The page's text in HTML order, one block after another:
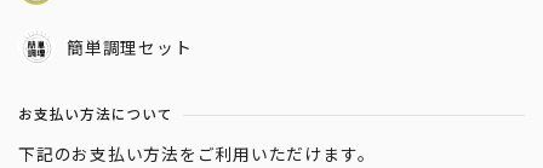
簡単調理セット
お支払い方法について
下記のお支払い方法をご利用いただけます。